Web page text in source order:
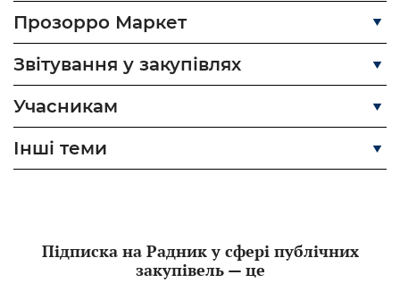
Прозорро Маркет
Звітування у закупівлях
Учасникам
Інші теми
Підписка на Радник у сфері публічних
закупівель — це